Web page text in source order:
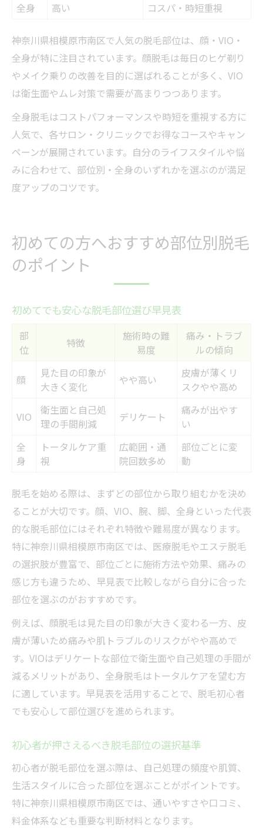
全身
高い コスパ・時短重視
神奈川県相模原市南区で人気の脱毛部位は、顔・VIO・
全身が特に注目されています。顔脱毛は毎日のヒゲ剃り
やメイク乗りの改善を目的に選ばれることが多く、VIO
は衛生面やムレ対策で需要が高まりつつあります。
全身脱毛はコストパフォーマンスや時短を重視する方に
人気で、各サロン・クリニックでお得なコースやキャン
ペーンが展開されています。自分のライフスタイルや悩
みに合わせて、部位別・全身のいずれかを選ぶのが満足
度アップのコツです。
初めての方へおすすめ部位別脱毛
のポイント
初めてでも安心な脱毛部位選び早見表
部
位
特徴
施術時の難
易度
痛み・トラブ
ルの傾向
顔
見た目の印象が
大きく変化
やや高い
皮膚が薄くリ
スクやや高め
VIO
衛生面と自己処
理の手間削減
デリケート
痛みが出やす
い
全
身
トータルケア重
視
広範囲・通
院回数多め
部位ごとに変
動
脱毛を始める際は、まずどの部位から取り組むかを決め
ることが大切です。顔、VIO、腕、脚、全身といった代表
的な脱毛部位にはそれぞれ特徴や難易度が異なります。
特に神奈川県相模原市南区では、医療脱毛やエステ脱毛
の選択肢が豊富で、部位ごとに施術方法や効果、痛みの
感じ方も違うため、早見表で比較しながら自分に合った
部位を選ぶのがおすすめです。
例えば、顔脱毛は見た目の印象が大きく変わる一方、皮
膚が薄いため痛みや肌トラブルのリスクがやや高めで
す。VIOはデリケートな部位で衛生面や自己処理の手間が
減るメリットがあり、全身脱毛はトータルケアを望む方
に適しています。早見表を活用することで、脱毛初心者
でも安心して部位選びを進められます。
初心者が押さえるべき脱毛部位の選択基準
初心者が脱毛部位を選ぶ際は、自己処理の頻度や肌質、
生活スタイルに合った部位を選ぶことがポイントです。
特に神奈川県相模原市南区では、通いやすさや口コミ、
料金体系なども重要な判断材料となります。